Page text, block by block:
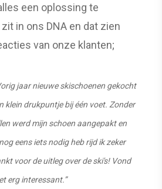
een oplossing te
in ons DNA en dat zien
van onze klanten;
jaar nieuwe skischoenen gekocht
klein drukpuntje bij één voet. Zonder
werd mijn schoen aangepakt en
eens iets nodig heb rijd ik zeker
voor de uitleg over de ski's! Vond
erg interessant.”